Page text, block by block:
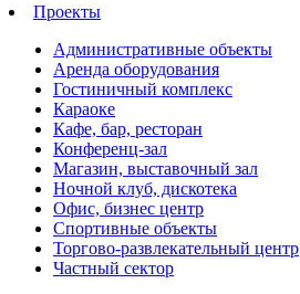
Проекты
Административные объекты
Аренда оборудования
Гостиничный комплекс
Караоке
Кафе, бар, ресторан
Конференц-зал
Магазин, выставочный зал
Ночной клуб, дискотека
Офис, бизнес центр
Спортивные объекты
Торгово-развлекательный центр
Частный сектор